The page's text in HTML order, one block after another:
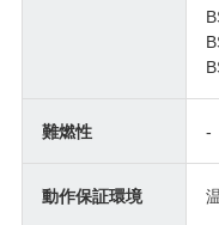
難燃性 -
動作保証環境